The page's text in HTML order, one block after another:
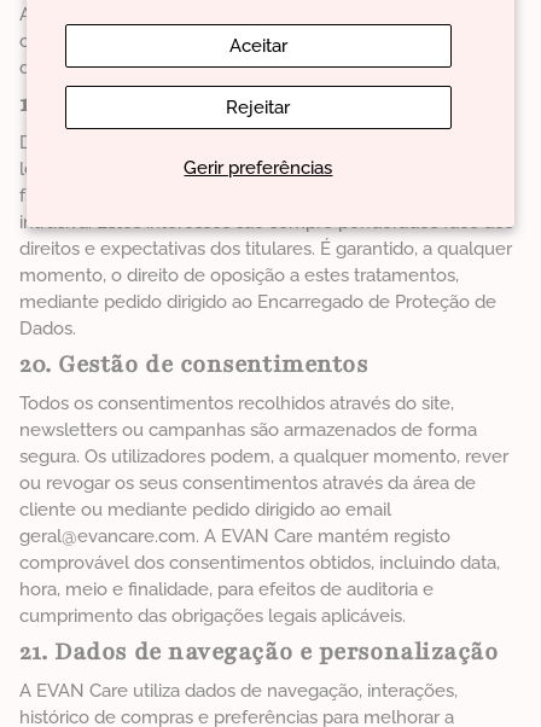
Gerir preferências
Aceitar
Rejeitar
Avaliações de Impacto em Proteção de Dados, de acordo
com o artigo 35º do Regulamento Geral sobre a Proteção
de Dados.
19. Interesses legítimos e oposição
Determinados tratamentos são baseados em interesses
legítimos da EVAN Care, nomeadamente a prevenção de
fraudes, melhoria contínua do serviço e segmentação não
intrusiva. Estes interesses são sempre ponderados face aos
direitos e expectativas dos titulares. É garantido, a qualquer
momento, o direito de oposição a estes tratamentos,
mediante pedido dirigido ao Encarregado de Proteção de
Dados.
20. Gestão de consentimentos
Todos os consentimentos recolhidos através do site,
newsletters ou campanhas são armazenados de forma
segura. Os utilizadores podem, a qualquer momento, rever
ou revogar os seus consentimentos através da área de
cliente ou mediante pedido dirigido ao email
geral@evancare.com. A EVAN Care mantém registo
comprovável dos consentimentos obtidos, incluindo data,
hora, meio e finalidade, para efeitos de auditoria e
cumprimento das obrigações legais aplicáveis.
21. Dados de navegação e personalização
A EVAN Care utiliza dados de navegação, interações,
histórico de compras e preferências para melhorar a